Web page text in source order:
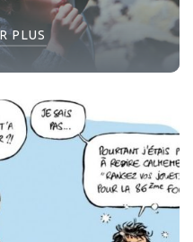
PLUS